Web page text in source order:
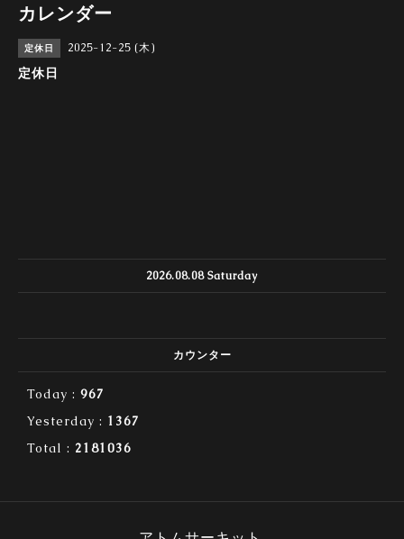
カレンダー
定休日 2025-12-25 (木)
定休日
2026.08.08 Saturday
カウンター
Today : 967
Yesterday : 1367
Total : 2181036